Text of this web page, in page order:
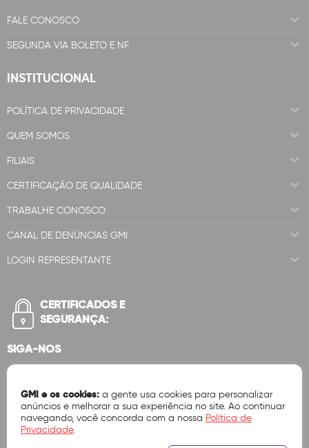
FALE CONOSCO
SEGUNDA VIA BOLETO E NF
INSTITUCIONAL
POLÍTICA DE PRIVACIDADE
QUEM SOMOS
FILIAIS
CERTIFICAÇÃO DE QUALIDADE
TRABALHE CONOSCO
CANAL DE DENÚNCIAS GMI
LOGIN REPRESENTANTE
CERTIFICADOS E
SEGURANÇA:
SIGA-NOS
GMI e os cookies: a gente usa cookies para personalizar
anúncios e melhorar a sua experiência no site. Ao continuar
navegando, você concorda com a nossa Política de
Privacidade.